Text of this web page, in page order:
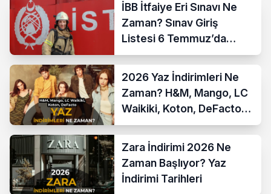
İBB İtfaiye Eri Sınavı Ne
Zaman? Sınav Giriş
Listesi 6 Temmuz’da
Açıklanıyor
2026 Yaz İndirimleri Ne
Zaman? H&M, Mango, LC
Waikiki, Koton, DeFacto
İndirim Tarihleri
Zara İndirimi 2026 Ne
Zaman Başlıyor? Yaz
İndirimi Tarihleri